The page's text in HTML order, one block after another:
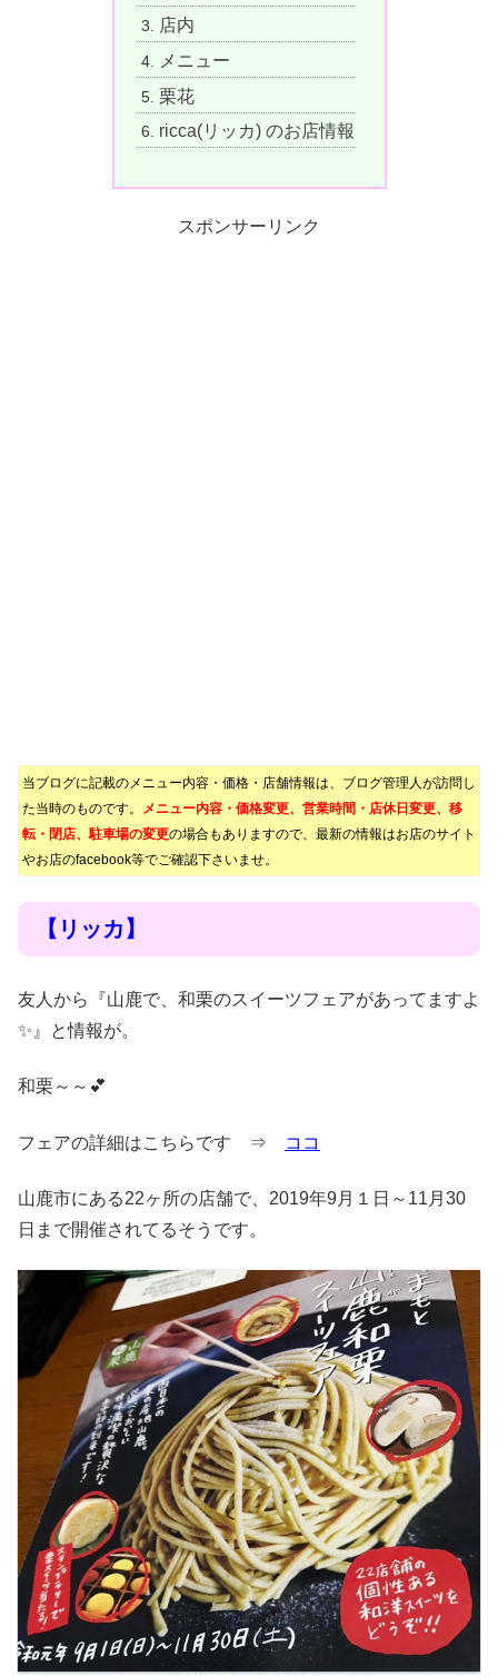
店内
メニュー
栗花
ricca(リッカ) のお店情報
スポンサーリンク
当ブログに記載のメニュー内容・価格・店舗情報は、ブログ管理人が訪問し
た当時のものです。 メニュー内容・価格変更、営業時間・店休日変更、移
転・閉店、駐車場の変更の場合もありますので、最新の情報はお店のサイト
やお店のfacebook等でご確認下さいませ。
【リッカ】
友人から『山鹿で、和栗のスイーツフェアがあってますよ
✨』と情報が。
和栗～～💕
フェアの詳細はこちらです ⇒ ココ
山鹿市にある22ヶ所の店舗で、2019年9月１日～11月30
日まで開催されてるそうです。